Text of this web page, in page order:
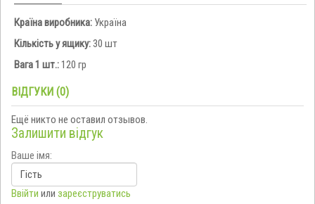
Країна виробника: Україна
Кількість у ящику:30 шт
Вага 1 шт.:120 гр
ВІДГУКИ (0)
Ещё никто не оставил отзывов.
Залишити відгук
Ваше імя:
Ввійти или зареєструватись